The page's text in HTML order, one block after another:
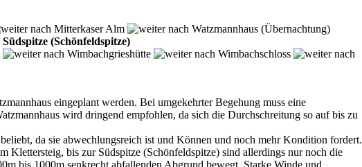
Mitterkaser Alm
Watzmannhaus (Übernachtung)
Südspitze (Schönfeldspitze)
Wimbachgrieshütte
Wimbachschloss
eingeplant werden. Bei umgekehrter Begehung muss eine
wird dringend empfohlen, da sich die Durchschreitung so auf bis zu
da sie abwechlungsreich ist und Können und noch mehr Kondition fordert.
Klettersteig, bis zur Südspitze (Schönfeldspitze) sind allerdings nur noch die